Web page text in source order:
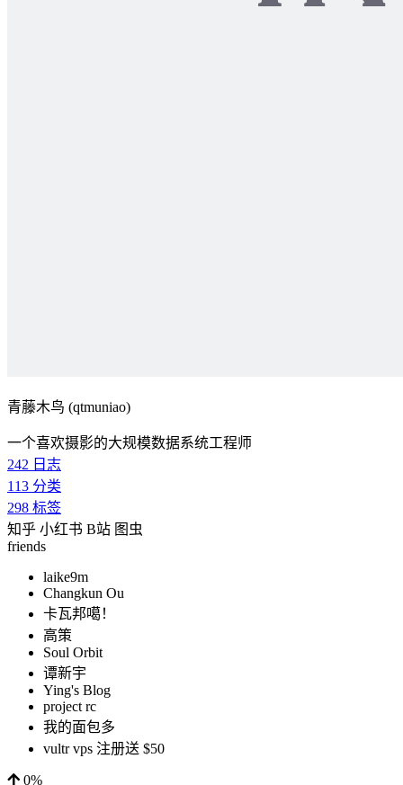
青藤木鸟 (qtmuniao)
一个喜欢摄影的大规模数据系统工程师
242 日志
113 分类
298 标签
知乎 小红书 B站 图虫
friends
laike9m
Changkun Ou
卡瓦邦噶！
高策
Soul Orbit
谭新宇
Ying's Blog
project rc
我的面包多
vultr vps 注册送 $50
0%